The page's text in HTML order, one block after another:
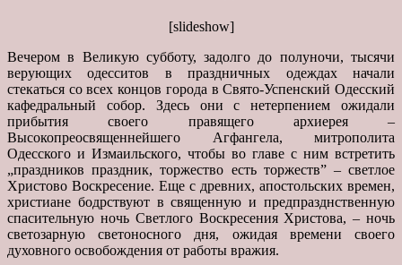
[slideshow]
Вечером в Великую субботу, задолго до полуночи, тысячи
верующих одесситов в праздничных одеждах начали
стекаться со всех концов города в Свято-Успенский Одесский
кафедральный собор. Здесь они с нетерпением ожидали
прибытия своего правящего архиерея –
Высокопреосвященнейшего Агфангела, митрополита
Одесского и Измаильского, чтобы во главе с ним встретить
„праздников праздник, торжество есть торжеств” – светлое
Христово Воскресение. Еще с древних, апостольских времен,
христиане бодрствуют в священную и предпразднственную
спасительную ночь Светлого Воскресения Христова, – ночь
светозарную светоносного дня, ожидая времени своего
духовного освобождения от работы вражия.